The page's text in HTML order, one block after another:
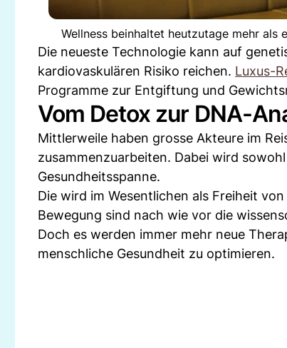
Wellness beinhaltet heutzutage mehr als
Die neueste Technologie kann auf
kardiovaskulären Risiko reichen. Luxus-
Programme zur Entgiftung und
Vom Detox zur DNA-
Mittlerweile haben grosse Akteure im
zusammenzuarbeiten. Dabei wird
Gesundheitsspanne.
Die wird im Wesentlichen als Freiheit
Bewegung sind nach wie vor die
Doch es werden immer mehr neue
menschliche Gesundheit zu optimieren.